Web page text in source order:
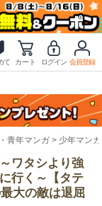
て カート ログイン 会員登録
青年マンガ 少年マンガ
ワタシより強
行く～【タテ
大の敵は退屈